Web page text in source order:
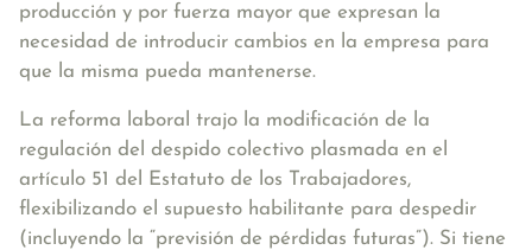
producción y por fuerza mayor que expresan la
necesidad de introducir cambios en la empresa para
que la misma pueda mantenerse.
La reforma laboral trajo la modificación de la
regulación del despido colectivo plasmada en el
artículo 51 del Estatuto de los Trabajadores,
flexibilizando el supuesto habilitante para despedir
(incluyendo la “previsión de pérdidas futuras”). Si tiene